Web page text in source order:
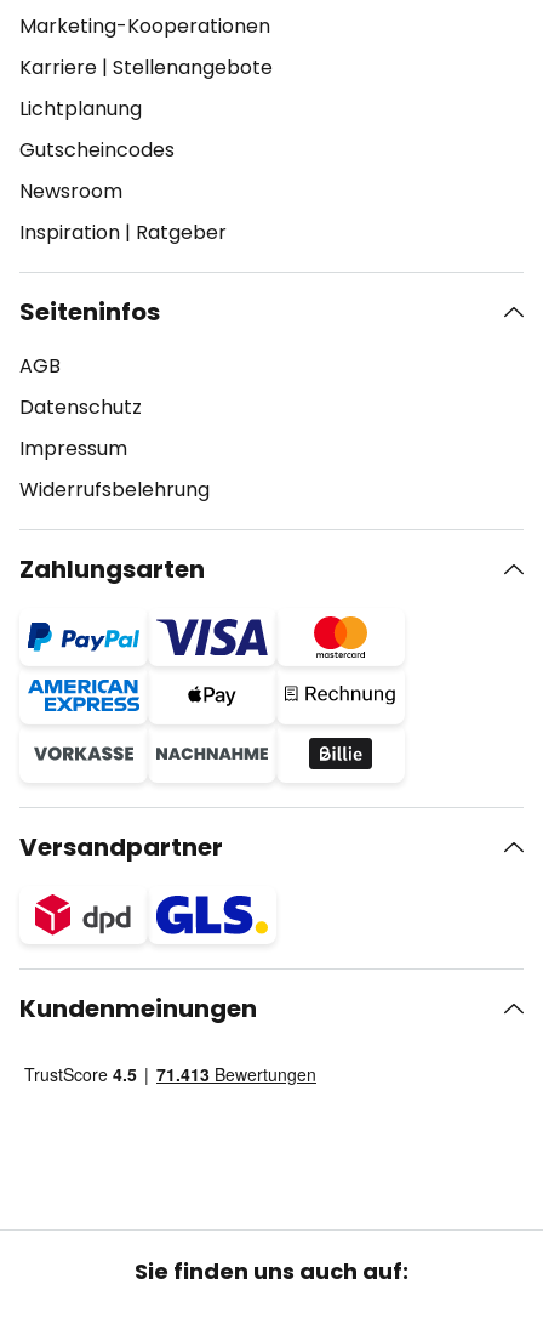
Marketing-Kooperationen
Karriere | Stellenangebote
Lichtplanung
Gutscheincodes
Newsroom
Inspiration | Ratgeber
Seiteninfos
AGB
Datenschutz
Impressum
Widerrufsbelehrung
Zahlungsarten
Versandpartner
Kundenmeinungen
Sie finden uns auch auf: